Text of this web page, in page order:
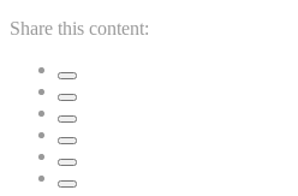
Share this content: